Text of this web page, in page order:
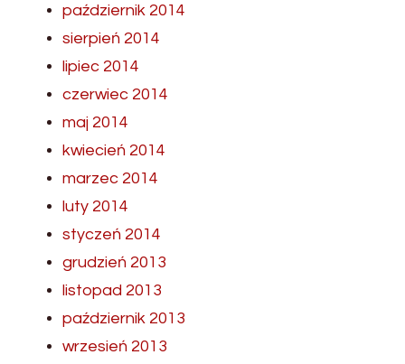
październik 2014
sierpień 2014
lipiec 2014
czerwiec 2014
maj 2014
kwiecień 2014
marzec 2014
luty 2014
styczeń 2014
grudzień 2013
listopad 2013
październik 2013
wrzesień 2013